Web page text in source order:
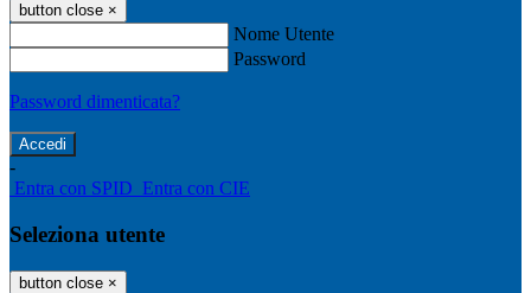
button close ×
Nome Utente
Password
Password dimenticata?
-
Entra con SPID Entra con CIE
Seleziona utente
button close ×